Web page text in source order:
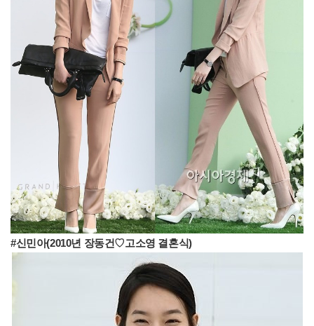
#신민아(2010년 장동건♡고소영 결혼식)